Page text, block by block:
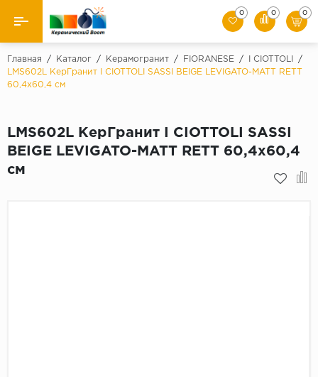
Назад
Производители
Керамогранит
0 0 0
Главная / Каталог / Керамогранит / FIORANESE / I CIOTTOLI
/
LMS602L КерГранит I CIOTTOLI SASSI BEIGE LEVIGATO-MATT RETT
60,4x60,4 см
LMS602L КерГранит I CIOTTOLI SASSI
BEIGE LEVIGATO-MATT RETT 60,4x60,4
см